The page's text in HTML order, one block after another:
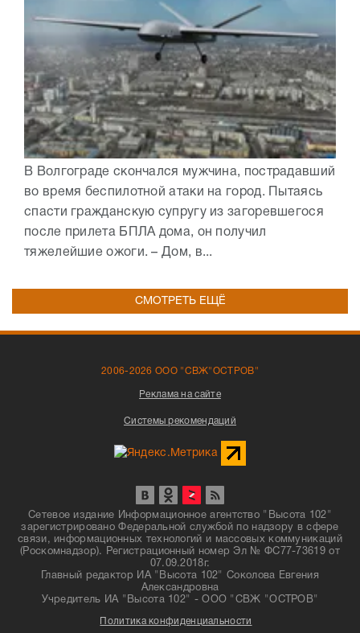
В Волгограде скончался мужчина, пострадавший
во время беспилотной атаки на город. Пытаясь
спасти гражданскую супругу из загоревшегося
после прилета БПЛА дома, он получил
тяжелейшие ожоги. – Дом, в...
СМОТРЕТЬ ЕЩЁ
2006-2026 ООО "СВЖ"ОСТРОВ"
Реклама на сайте
Системы рекомендаций
Сетевое издание Информационное агентство "Высота 102"
зарегистрировано Федеральной службой по надзору в сфере
связи, информационных технологий и массовых коммуникаций
(Роскомнадзор). Регистрационный номер Эл № ФС77-73619 от
07.09.2018г.
Главный редактор ИА "Высота 102" Соколова Евгения
Александровна
Учредитель ИА "Высота 102" - ООО "СВЖ "ОСТРОВ"
Политика конфиденциальности